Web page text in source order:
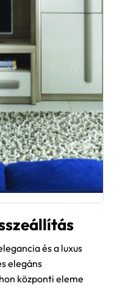
és a luxus
elegáns
központi eleme